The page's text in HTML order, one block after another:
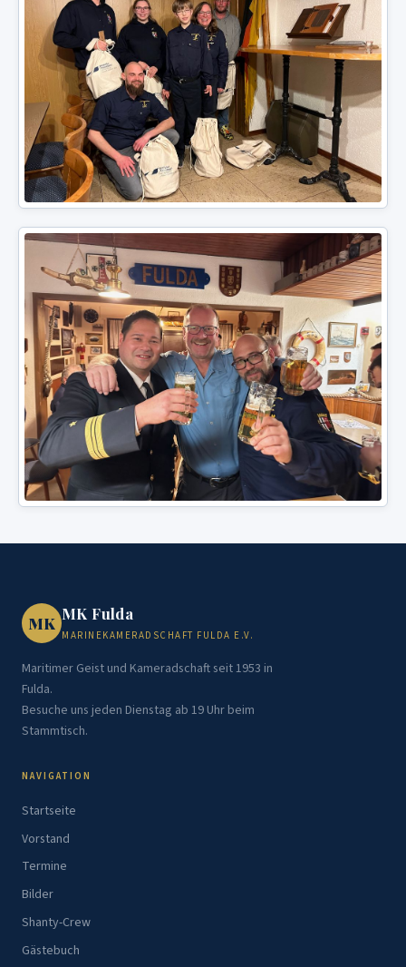
MK MK Fulda
MARINEKAMERADSCHAFT FULDA E.V.
Maritimer Geist und Kameradschaft seit 1953 in
Fulda.
Besuche uns jeden Dienstag ab 19 Uhr beim
Stammtisch.
NAVIGATION
Startseite
Vorstand
Termine
Bilder
Shanty-Crew
Gästebuch